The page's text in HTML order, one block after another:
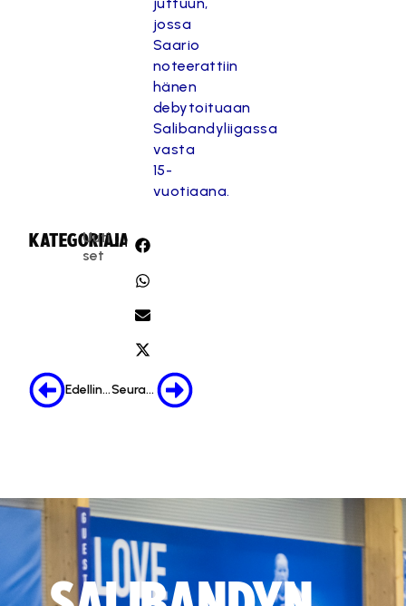
jossa
Saario
noteerattiin
hänen
debytoituaan
Salibandyliigassa
vasta
15-
vuotiaana.
KATEGORIA:
Uuti
set
JAA:
Edellinen Seuraava